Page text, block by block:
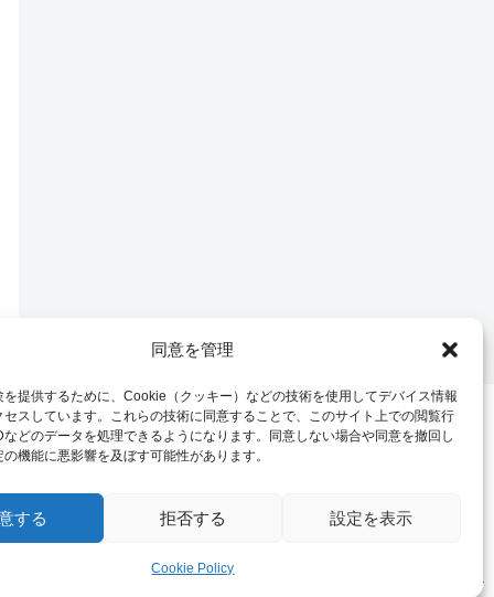
同意を管理
を提供するために、Cookie（クッキー）などの技術を使用してデバイス情報
セスしています。これらの技術に同意することで、このサイト上での閲覧行
などのデータを処理できるようになります。同意しない場合や同意を撤回し
機能に悪影響を及ぼす可能性があります。
する 拒否する 設定を表示
Cookie Policy